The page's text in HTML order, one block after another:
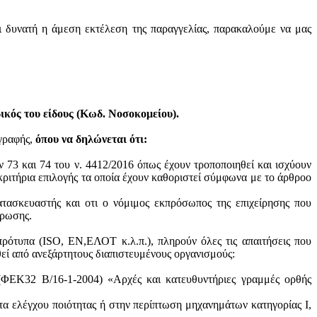
η άμεση εκτέλεση της παραγγελίας, παρακαλούμε να μας
του είδους (Κωδ. Νοσοκομείου).
όπου να δηλώνεται ότι:
73 και 74 του ν. 4412/2016 όπως έχουν τροποποιηθεί και ισχύουν
επιλογής τα οποία έχουν καθοριστεί σύμφωνα με τo άρθροo
και oτι ο νόμιμος εκπρόσωπος της επιχείρησης που
(ISO, ΕΝ,ΕΛΟΤ κ.λ.π.), πληρούν όλες τις απαιτήσεις που
από ανεξάρτητους διαπιστευμένους οργανισμούς:
Β/16-1-2004) «Αρχές και κατευθυντήριες γραμμές ορθής
ποιότητας ή στην περίπτωση μηχανημάτων κατηγορίας Ι,